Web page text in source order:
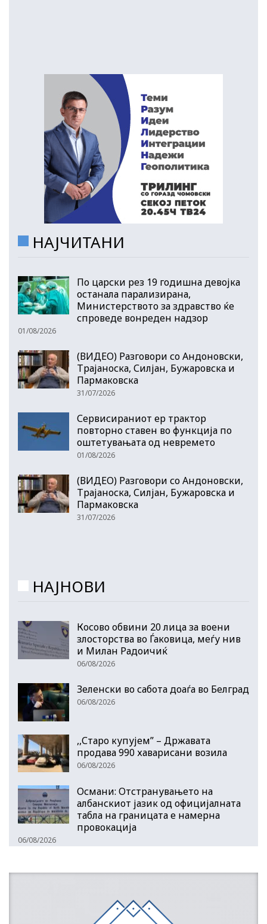
НАЈЧИТАНИ
По царски рез 19 годишна девојка
останала парализирана,
Министерството за здравство ќе
спроведе вонреден надзор
01/08/2026
(ВИДЕО) Разговори со Андоновски,
Трајаноска, Силјан, Бужаровска и
Пармаковска
31/07/2026
Сервисираниот ер трактор
повторно ставен во функција по
оштетувањата од невремето
01/08/2026
(ВИДЕО) Разговори со Андоновски,
Трајаноска, Силјан, Бужаровска и
Пармаковска
31/07/2026
НАЈНОВИ
Косово обвини 20 лица за воени
злосторства во Ѓаковица, меѓу нив
и Милан Радоичиќ
06/08/2026
Зеленски во сабота доаѓа во Белград
06/08/2026
,,Старо купујем” – Државата
продава 990 хаварисани возила
06/08/2026
Османи: Отстранувањето на
албанскиот јазик од официјалната
табла на границата е намерна
провокација
06/08/2026